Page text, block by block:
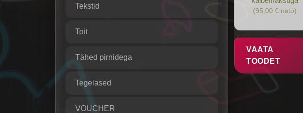
Tekstid
Toit
Tähed pirnidega
Tegelased
VOUCHER
(95,00 € neto)
VAATA
TOODET